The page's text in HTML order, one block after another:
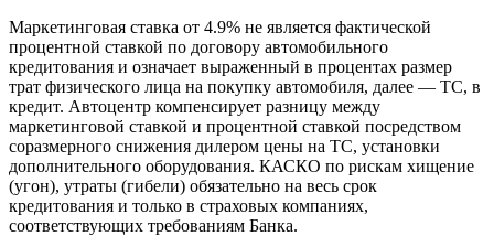
Маркетинговая ставка от 4.9% не является фактической
процентной ставкой по договору автомобильного
кредитования и означает выраженный в процентах размер
трат физического лица на покупку автомобиля, далее — ТС, в
кредит. Автоцентр компенсирует разницу между
маркетинговой ставкой и процентной ставкой посредством
соразмерного снижения дилером цены на ТС, установки
дополнительного оборудования. КАСКО по рискам хищение
(угон), утраты (гибели) обязательно на весь срок
кредитования и только в страховых компаниях,
соответствующих требованиям Банка.